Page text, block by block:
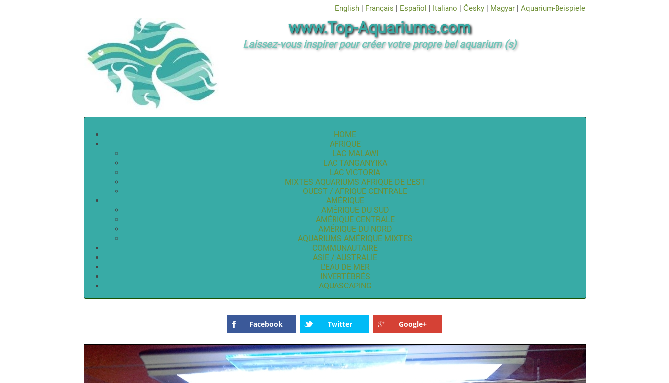
English | Français | Español | Italiano | Česky | Magyar | Aquarium-Beispiele
www.Top-Aquariums.com
Laissez-vous inspirer pour créer votre propre bel aquarium (s)
HOME
AFRIQUE
LAC MALAWI
LAC TANGANYIKA
LAC VICTORIA
MIXTES AQUARIUMS AFRIQUE DE L'EST
OUEST / AFRIQUE CENTRALE
AMÉRIQUE
AMÉRIQUE DU SUD
AMÉRIQUE CENTRALE
AMÉRIQUE DU NORD
AQUARIUMS AMÉRIQUE MIXTES
COMMUNAUTAIRE
ASIE / AUSTRALIE
L'EAU DE MER
INVERTÉBRÉS
AQUASCAPING
Facebook Twitter Google+